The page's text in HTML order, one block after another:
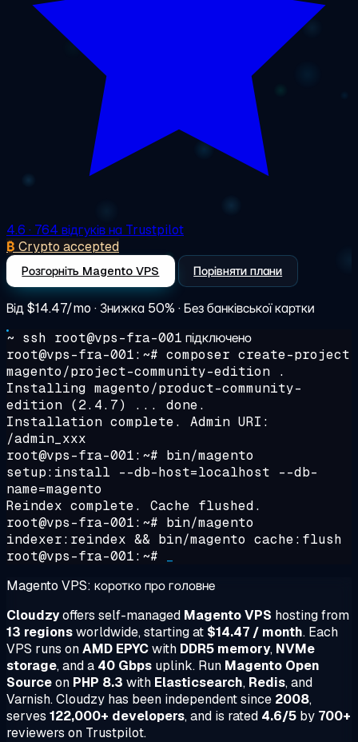
4.6 · 764 відгуків на Trustpilot
₿ Crypto accepted
Розгорніть Magento VPS Порівняти плани
Від$14.47/mo · Знижка 50% · Без банківської картки
~ ssh root@vps-fra-001 підключено
root@vps-fra-001:~# composer create-project
magento/project-community-edition .
Installing magento/product-community-
edition (2.4.7) ... done.
Installation complete. Admin URI:
/admin_xxx
root@vps-fra-001:~# bin/magento
setup:install --db-host=localhost --db-
name=magento
Reindex complete. Cache flushed.
root@vps-fra-001:~# bin/magento
indexer:reindex && bin/magento cache:flush
root@vps-fra-001:~#
Magento VPS: коротко про головне
Cloudzyoffers self-managed Magento VPS hosting from
13 regionsworldwide, starting at $14.47 / month. Each
VPS runs onAMD EPYCwith DDR5 memory, NVMe
storage, and a 40 Gbps uplink. Run Magento Open
Sourceon PHP 8.3 with Elasticsearch, Redis, and
Varnish. Cloudzy has been independent since 2008,
serves 122,000+ developers, and is rated 4.6/5 by 700+
reviewers on Trustpilot.